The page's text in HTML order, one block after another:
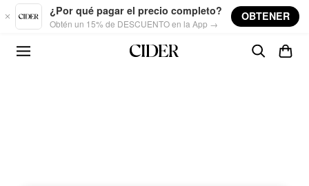
Skip to main content
¿Por qué pagar el precio completo?
Obtén un 15% de DESCUENTO en la App →
OBTENER